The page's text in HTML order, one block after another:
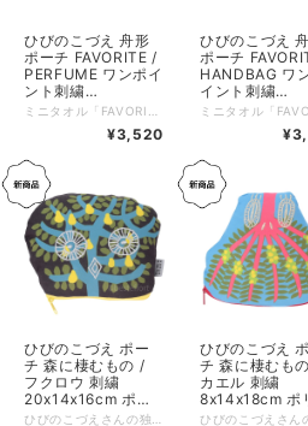
ひびのこづえ 舟形
ポーチ FAVORITE /
PERFUME ワンポイ
ント刺繍
23x12x10.5x10.5c
リウレタン14% 中
国製 KP26-01
¥3,520
ひびのこづえ
ポーチ FAVORITE /
HANDBAG ワ
イント刺繍
リウレタン
国製 KP26-01
ひびのこづえ ポー
チ 森に棲むもの /
フクロウ 刺繍
20x14x16cm ポリ
エステル96% ポリ
ひびのこづえ
チ 森に棲むもの /
カエル 刺繍
8x14x18cm ポ
ステル96% ポ